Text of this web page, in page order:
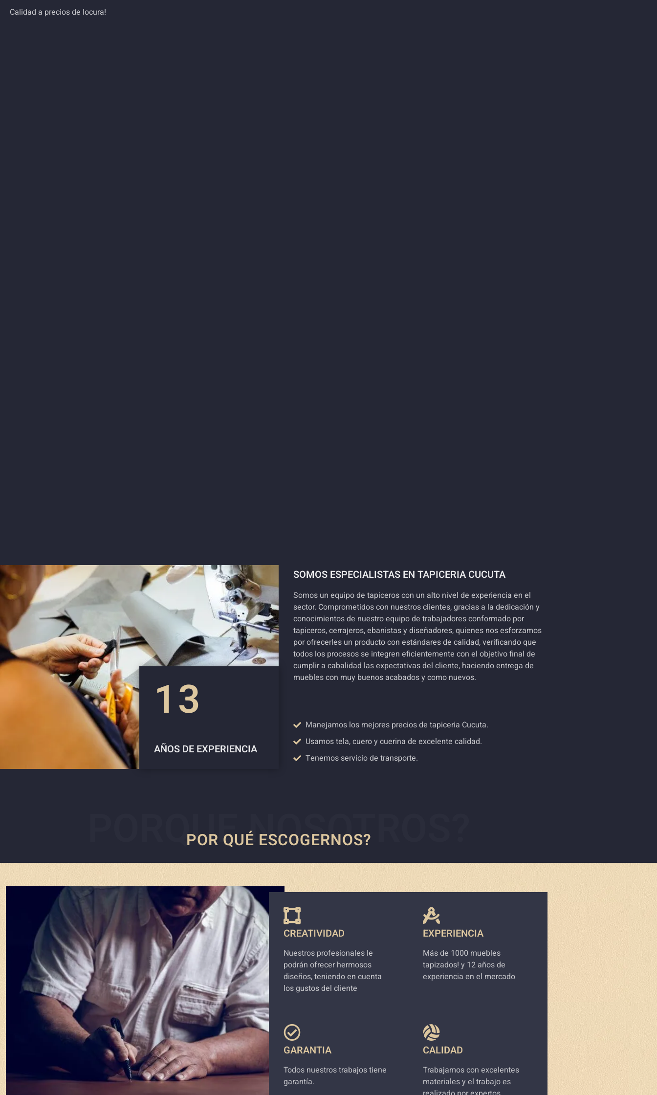
Calidad a precios de locura!
13
AÑOS DE EXPERIENCIA
SOMOS ESPECIALISTAS EN TAPICERIA CUCUTA
Somos un equipo de tapiceros con un alto nivel de experiencia en el
sector. Comprometidos con nuestros clientes, gracias a la dedicación y
conocimientos de nuestro equipo de trabajadores conformado por
tapiceros, cerrajeros, ebanistas y diseñadores, quienes nos esforzamos
por ofrecerles un producto con estándares de calidad, verificando que
todos los procesos se integren eficientemente con el objetivo final de
cumplir a cabalidad las expectativas del cliente, haciendo entrega de
muebles con muy buenos acabados y como nuevos.
Manejamos los mejores precios de tapiceria Cucuta.
Usamos tela, cuero y cuerina de excelente calidad.
Tenemos servicio de transporte.
POR QUÉ ESCOGERNOS?
PORQUE NOSOTROS?
CREATIVIDAD
Nuestros profesionales le
podrán ofrecer hermosos
diseños, teniendo en cuenta
los gustos del cliente
EXPERIENCIA
Más de 1000 muebles
tapizados! y 12 años de
experiencia en el mercado
GARANTIA
Todos nuestros trabajos tiene
garantía.
CALIDAD
Trabajamos con excelentes
materiales y el trabajo es